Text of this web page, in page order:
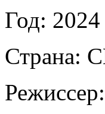
Год: 2024
Страна:
Режиссер: